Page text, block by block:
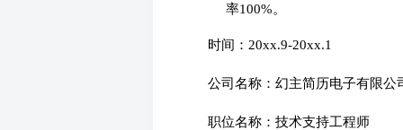
率100%。
时间：20xx.9-20xx.1
公司名称：幻主简历电子有限公
职位名称：技术支持工程师